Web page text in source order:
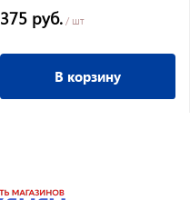
древесины)
375 руб. / шт
В корзину